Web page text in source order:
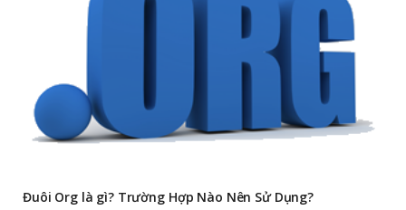
Đuôi Org là gì? Trường Hợp Nào Nên Sử Dụng?